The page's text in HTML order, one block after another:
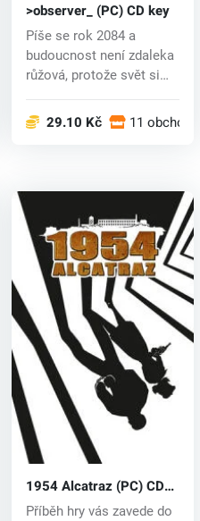
>observer_ (PC) CD key
Píše se rok 2084 a
budoucnost není zdaleka
růžová, protože svět si
29.10 Kč 11
1954 Alcatraz (PC) CD
key
Příběh hry vás zavede do